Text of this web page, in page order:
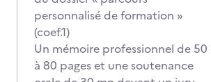
personnalisé de formation »
(coef.1)
Un mémoire professionnel de 50
à 80 pages et une soutenance